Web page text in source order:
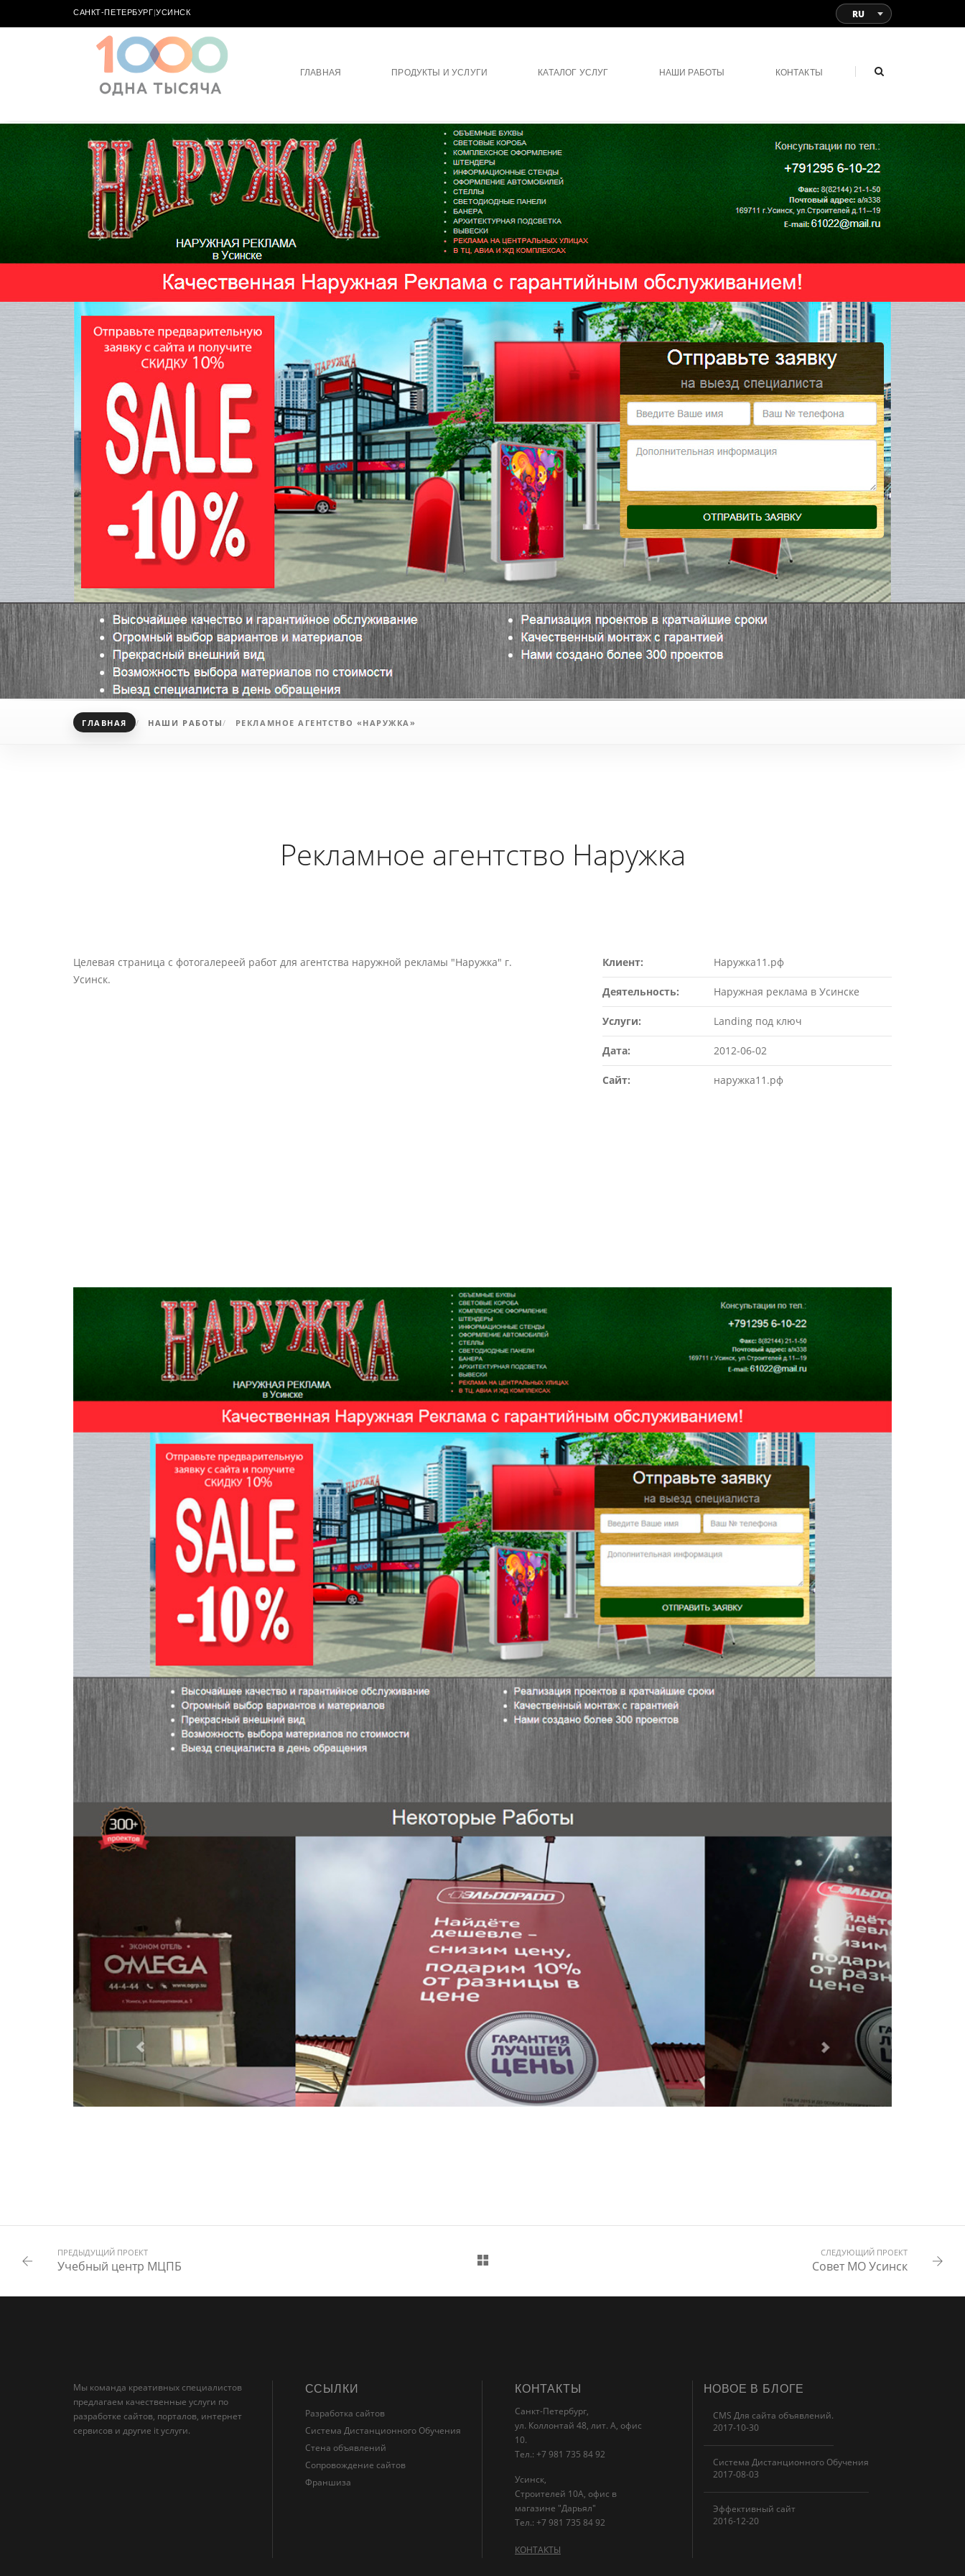
САНКТ-ПЕТЕРБУРГ|УСИНСК RU
ГЛАВНАЯ ПРОДУКТЫ И УСЛУГИ КАТАЛОГ УСЛУГ НАШИ РАБОТЫ КОНТАКТЫ
ГЛАВНАЯ НАШИ РАБОТЫ РЕКЛАМНОЕ АГЕНТСТВО «НАРУЖКА»
Рекламное агентство Наружка
Целевая страница c фотогалереей работ для агентства наружной рекламы "Наружка" г.
Усинск.
Клиент: Наружка11.рф
Деятельность: Наружная реклама в Усинске
Услуги: Landing под ключ
Дата: 2012-06-02
Сайт: наружка11.рф
ПРЕДЫДУЩИЙ ПРОЕКТ
Учебный центр МЦПБ
СЛЕДУЮЩИЙ ПРОЕКТ
Совет МО Усинск
Мы команда креативных специалистов
предлагаем качественные услуги по
разработке сайтов, порталов, интернет
сервисов и другие it услуги.
ССЫЛКИ
Разработка сайтов
Система Дистанционного Обучения
Стена объявлений
Сопровождение сайтов
Франшиза
КОНТАКТЫ
Санкт-Петербург,
ул. Коллонтай 48, лит. А, офис
10.
Тел.: +7 981 735 84 92
Усинск,
Строителей 10А, офис в
магазине "Дарьял"
Тел.: +7 981 735 84 92
КОНТАКТЫ
НОВОЕ В БЛОГЕ
CMS Для сайта объявлений.
2017-10-30
Система Дистанционного Обучения
2017-08-03
Эффективный сайт
2016-12-20